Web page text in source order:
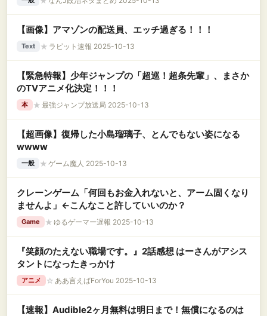
【画像】アマゾンの配送員、エッチ過ぎる！！！
Text ★ ラビット速報 2025-10-13
【緊急特報】少年ジャンプの「超巡！超条先輩」、まさか
のTVアニメ化決定！！！
本 ★ 最強ジャンプ放送局 2025-10-13
【超画像】復帰した小島瑠璃子、とんでもない姿になる
wwww
一般 ★ ゲーム魔人 2025-10-13
クレーンゲーム「何回もお金入れないと、アーム固くなり
ませんよ」←こんなこと許していいのか？
Game ★ ゆるゲーマー遅報 2025-10-13
『笑顔のたえない職場です。』2話感想 はーさんがアシス
タントになったきっかけ
アニメ ☆ ああ言えばForYou 2025-10-13
【速報】Audible2ヶ月無料は明日まで！無償になるのは